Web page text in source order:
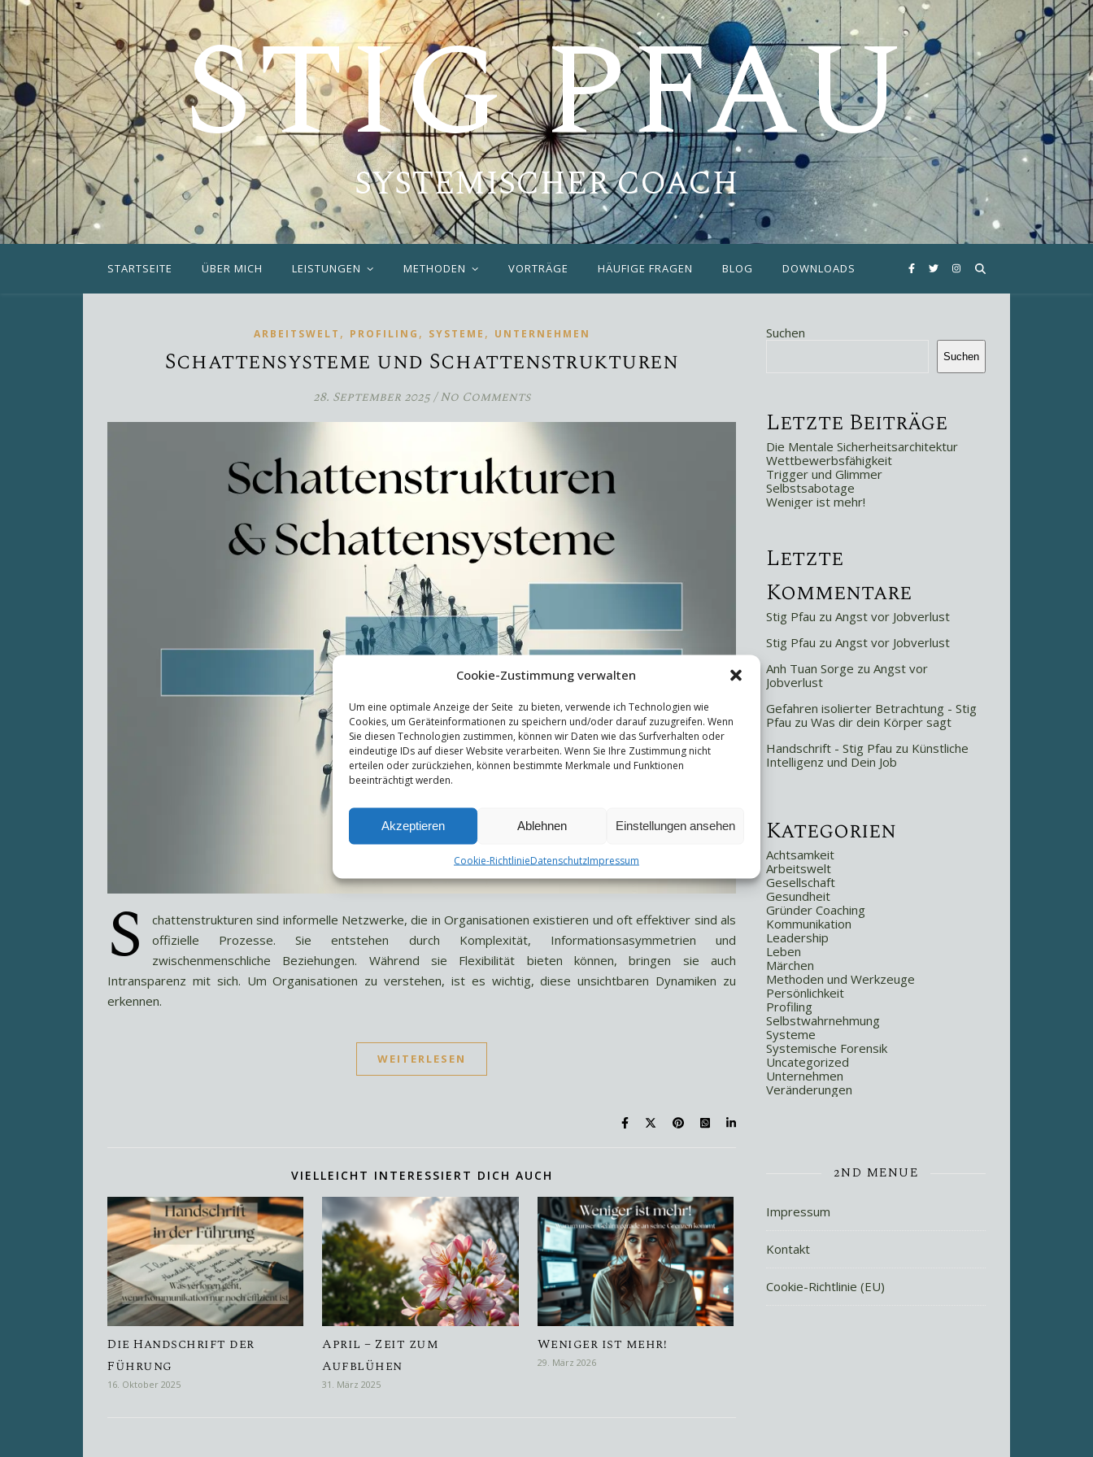
Cookie-Zustimmung verwalten
Um eine optimale Anzeige der Seite zu bieten, verwende ich Technologien wie
Cookies, um Geräteinformationen zu speichern und/oder darauf zuzugreifen. Wenn
Sie diesen Technologien zustimmen, können wir Daten wie das Surfverhalten oder
eindeutige IDs auf dieser Website verarbeiten. Wenn Sie Ihre Zustimmung nicht
erteilen oder zurückziehen, können bestimmte Merkmale und Funktionen
beeinträchtigt werden.
Akzeptieren Ablehnen Einstellungen ansehen
Cookie-RichtlinieDatenschutzImpressum
STIG PFAU
SYSTEMISCHER COACH
STARTSEITE ÜBER MICH LEISTUNGEN METHODEN VORTRÄGE HÄUFIGE FRAGEN BLOG DOWNLOADS
ARBEITSWELT , PROFILING , SYSTEME , UNTERNEHMEN
Schattensysteme und Schattenstrukturen
28. September 2025/ No Comments
S
chattenstrukturen sind informelle Netzwerke, die in Organisationen existieren und oft effektiver sind als
offizielle Prozesse. Sie entstehen durch Komplexität, Informationsasymmetrien und
zwischenmenschliche Beziehungen. Während sie Flexibilität bieten können, bringen sie auch
Intransparenz mit sich. Um Organisationen zu verstehen, ist es wichtig, diese unsichtbaren Dynamiken zu
erkennen.
WEITERLESEN
VIELLEICHT INTERESSIERT DICH AUCH
Die Handschrift der
Führung
16. Oktober 2025
April – Zeit zum
Aufblühen
31. März 2025
Weniger ist mehr!
29. März 2026
Suchen
Suchen
Letzte Beiträge
Die Mentale Sicherheitsarchitektur
Wettbewerbsfähigkeit
Trigger und Glimmer
Selbstsabotage
Weniger ist mehr!
Letzte
Kommentare
Stig Pfau zu Angst vor Jobverlust
Stig Pfau zu Angst vor Jobverlust
Anh Tuan Sorge zu Angst vor
Jobverlust
Gefahren isolierter Betrachtung - Stig
Pfau zu Was dir dein Körper sagt
Handschrift - Stig Pfau zu Künstliche
Intelligenz und Dein Job
Kategorien
Achtsamkeit
Arbeitswelt
Gesellschaft
Gesundheit
Gründer Coaching
Kommunikation
Leadership
Leben
Märchen
Methoden und Werkzeuge
Persönlichkeit
Profiling
Selbstwahrnehmung
Systeme
Systemische Forensik
Uncategorized
Unternehmen
Veränderungen
2ND MENUE
Impressum
Kontakt
Cookie-Richtlinie (EU)